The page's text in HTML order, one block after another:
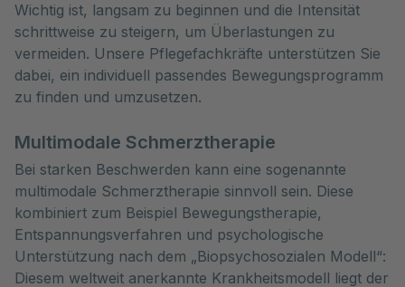
Wichtig ist, langsam zu beginnen und die Intensität
schrittweise zu steigern, um Überlastungen zu
vermeiden. Unsere Pflegefachkräfte unterstützen Sie
dabei, ein individuell passendes Bewegungsprogramm
zu finden und umzusetzen.
Multimodale Schmerztherapie
Bei starken Beschwerden kann eine sogenannte
multimodale Schmerztherapie sinnvoll sein. Diese
kombiniert zum Beispiel Bewegungstherapie,
Entspannungsverfahren und psychologische
Unterstützung nach dem „Biopsychosozialen Modell“:
Diesem weltweit anerkannte Krankheitsmodell liegt der